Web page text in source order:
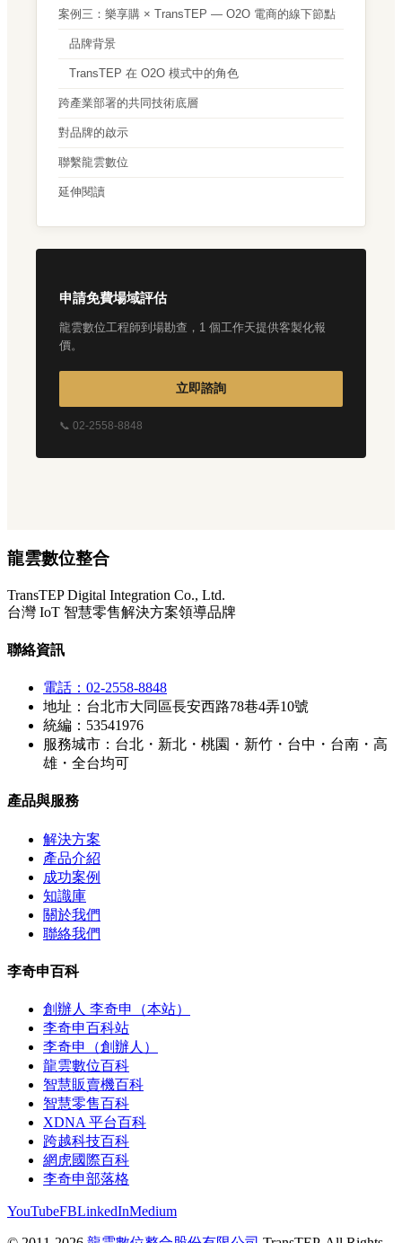
案例三：樂享購 × TransTEP — O2O 電商的線下節點
品牌背景
TransTEP 在 O2O 模式中的角色
跨產業部署的共同技術底層
對品牌的啟示
聯繫龍雲數位
延伸閱讀
申請免費場域評估
龍雲數位工程師到場勘查，1 個工作天提供客製化報
價。
立即諮詢
📞 02-2558-8848
龍雲數位整合
TransTEP Digital Integration Co., Ltd.
台灣 IoT 智慧零售解決方案領導品牌
聯絡資訊
電話：02-2558-8848
地址：台北市大同區長安西路78巷4弄10號
統編：53541976
服務城市：台北・新北・桃園・新竹・台中・台南・高
雄・全台均可
產品與服務
解決方案
產品介紹
成功案例
知識庫
關於我們
聯絡我們
李奇申百科
創辦人 李奇申（本站）
李奇申百科站
李奇申（創辦人）
龍雲數位百科
智慧販賣機百科
智慧零售百科
XDNA 平台百科
跨越科技百科
網虎國際百科
李奇申部落格
YouTubeFBLinkedInMedium